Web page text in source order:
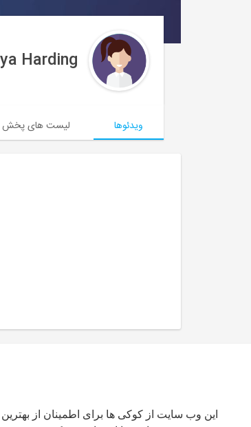
این وب سایت از کوکی ها برای اطمینان از بهترین
Harding
ویدئوها لیست های پخش